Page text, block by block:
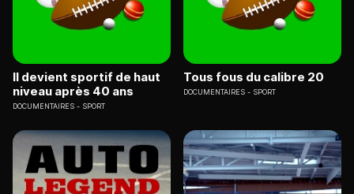
Il devient sportif de haut
niveau après 40 ans
DOCUMENTAIRES SPORT
Tous fous du calibre 20
DOCUMENTAIRES SPORT